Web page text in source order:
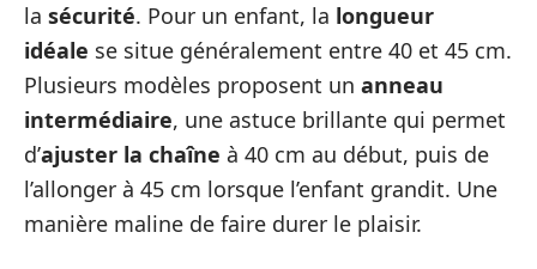
la sécurité. Pour un enfant, la longueur
idéale se situe généralement entre 40 et 45 cm.
Plusieurs modèles proposent un anneau
intermédiaire, une astuce brillante qui permet
d’ajuster la chaîne à 40 cm au début, puis de
l’allonger à 45 cm lorsque l’enfant grandit. Une
manière maline de faire durer le plaisir.